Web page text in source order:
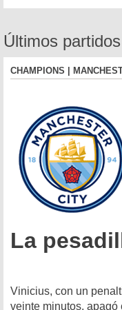
Últimos partidos
CHAMPIONS |
La
Vinicius, con un
veinte minutos, apagó